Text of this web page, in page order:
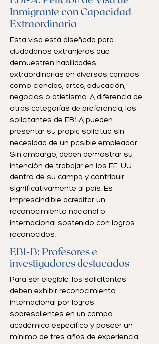
Inmigrante con Capacidad
Extraordinaria
Esta visa está diseñada para
ciudadanos extranjeros que
demuestren habilidades
extraordinarias en diversos campos
como ciencias, artes, educación,
negocios o atletismo. A diferencia de
otras categorías de preferencia, los
solicitantes de EB1-A pueden
presentar su propia solicitud sin
necesidad de un posible empleador.
Sin embargo, deben demostrar su
intención de trabajar en los EE. UU.
dentro de su campo y contribuir
significativamente al país. Es
imprescindible acreditar un
reconocimiento nacional o
internacional sostenido con logros
reconocidos.
EB1-B: Profesores e
investigadores destacados
Para ser elegible, los solicitantes
deben exhibir reconocimiento
internacional por logros
sobresalientes en un campo
académico específico y poseer un
mínimo de tres años de experiencia